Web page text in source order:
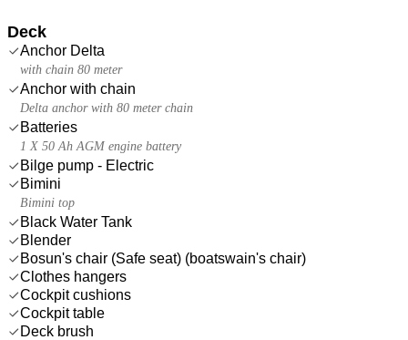
Deck
Anchor Delta
with chain 80 meter
Anchor with chain
Delta anchor with 80 meter chain
Batteries
1 X 50 Ah AGM engine battery
Bilge pump - Electric
Bimini
Bimini top
Black Water Tank
Blender
Bosun's chair (Safe seat) (boatswain's chair)
Clothes hangers
Cockpit cushions
Cockpit table
Deck brush